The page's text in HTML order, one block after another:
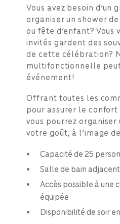
Vous avez besoin d’un
organiser un shower
ou fête d’enfant? Vous
invités gardent des
de cette célébration?
multifonctionnelle
événement!
Offrant toutes les
pour assurer le confort
vous pourrez
votre goût, à l’image
Capacité de 25
Salle de bain
Accès possible à une
équipée
Disponibilité de soir